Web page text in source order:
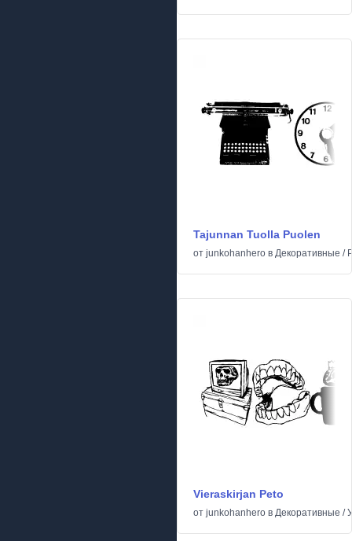
Tajunnan Tuolla Puolen
от junkohanhero в Декоративные /
Vieraskirjan Peto
от junkohanhero в Декоративные /